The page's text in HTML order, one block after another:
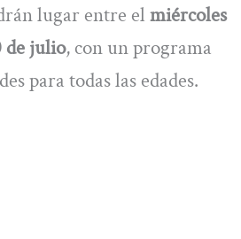
lugar entre el miércoles
de julio, con un programa
para todas las edades.